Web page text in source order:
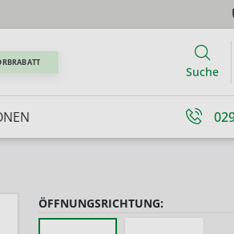
Suche
ÖFFNUNGSRICHTUNG: